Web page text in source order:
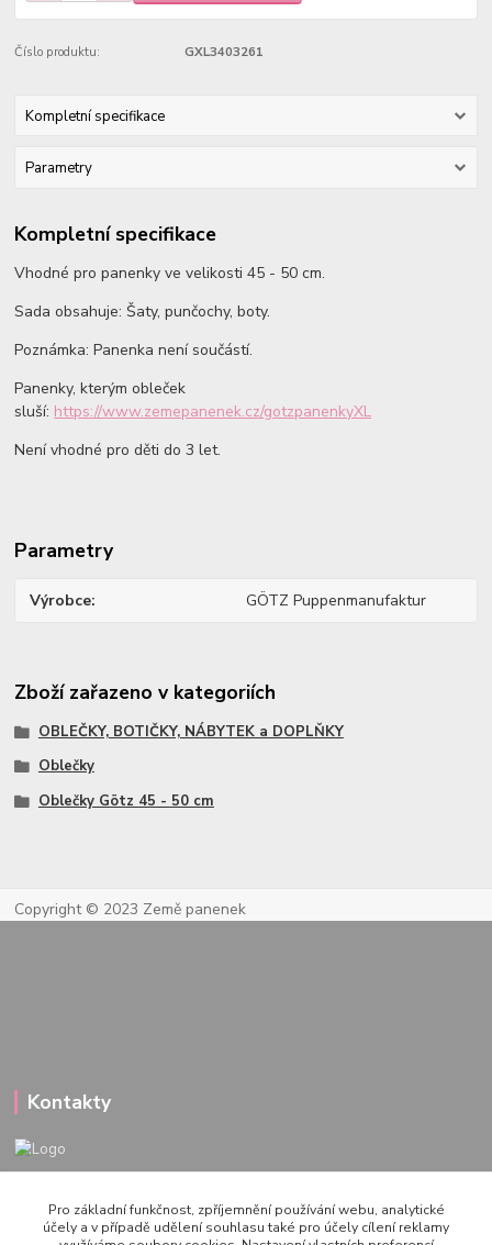
Číslo produktu: GXL3403261
Kompletní specifikace
Parametry
Kompletní specifikace
Vhodné pro panenky ve velikosti 45 - 50 cm.
Sada obsahuje: Šaty, punčochy, boty.
Poznámka: Panenka není součástí.
Panenky, kterým obleček
sluší: https://www.zemepanenek.cz/gotzpanenkyXL
Není vhodné pro děti do 3 let.
Parametry
Výrobce GÖTZ Puppenmanufaktur
Zboží zařazeno v kategoriích
OBLEČKY, BOTIČKY, NÁBYTEK a DOPLŇKY
Oblečky
Oblečky Götz 45 - 50 cm
Copyright © 2023 Země panenek
Kontakty
PO-PÁ 10-20h., SO+NE 14-20h.
Pro základní funkčnost, zpříjemnění používání webu, analytické
účely a v případě udělení souhlasu také pro účely cílení reklamy